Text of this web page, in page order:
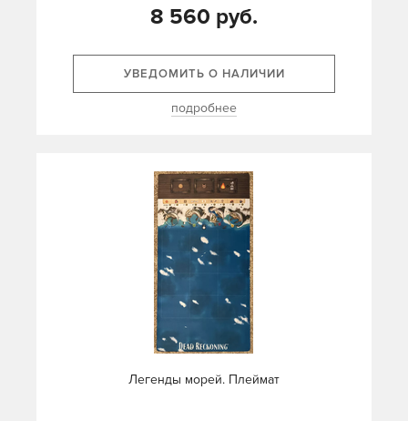
8 560 руб.
УВЕДОМИТЬ О НАЛИЧИИ
подробнее
Легенды морей. Плеймат